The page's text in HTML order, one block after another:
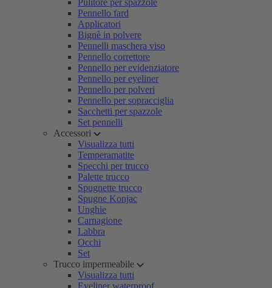
Pulitore per spazzole
Pennello fard
Applicatori
Bignè in polvere
Pennelli maschera viso
Pennello correttore
Pennello per evidenziatore
Pennello per eyeliner
Pennello per polveri
Pennello per sopracciglia
Sacchetti per spazzole
Set pennelli
Accessori
Visualizza tutti
Temperamatite
Specchi per trucco
Palette trucco
Spugnette trucco
Spugne Konjac
Unghie
Carnagione
Labbra
Occhi
Set
Trucco impermeabile
Visualizza tutti
Eyeliner waterproof